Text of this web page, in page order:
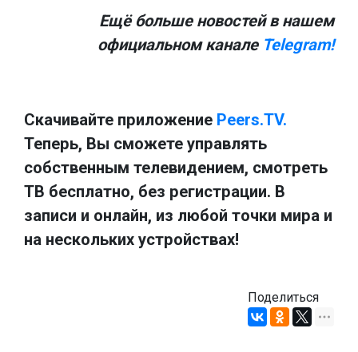
Ещё больше новостей в нашем
официальном канале Telegram!
Скачивайте приложение Peers.TV.
Теперь, Вы сможете управлять
собственным телевидением, смотреть
ТВ бесплатно, без регистрации. В
записи и онлайн, из любой точки мира и
на нескольких устройствах!
Поделиться